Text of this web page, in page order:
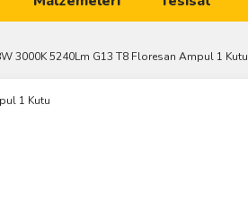
3000K 5240Lm G13 T8 Floresan Ampul 1 Kutu